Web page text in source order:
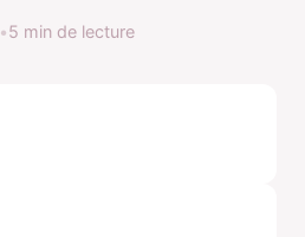
•5 min de lecture